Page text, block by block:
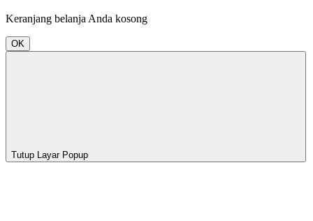
Keranjang belanja Anda kosong
OK
Tutup Layar Popup